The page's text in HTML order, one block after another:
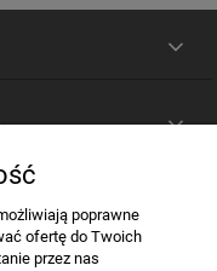
poprawne
ofertę do Twoich
przez nas